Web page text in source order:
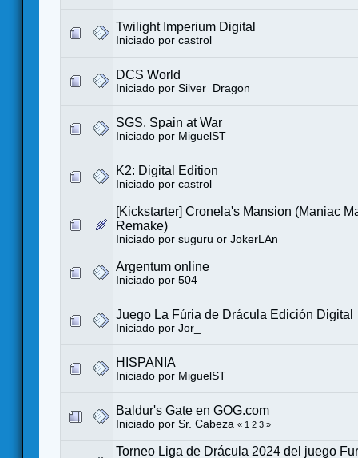
Twilight Imperium Digital
Iniciado por castrol
DCS World
Iniciado por Silver_Dragon
SGS. Spain at War
Iniciado por MiguelST
K2: Digital Edition
Iniciado por castrol
[Kickstarter] Cronela's Mansion (Maniac
Remake)
Iniciado por suguru or JokerLAn
Argentum online
Iniciado por 504
Juego La Fúria de Drácula Edición Digital
Iniciado por Jor_
HISPANIA
Iniciado por MiguelST
Baldur's Gate en GOG.com
Iniciado por Sr. Cabeza « 1 2 3 »
Torneo Liga de Drácula 2024 del juego